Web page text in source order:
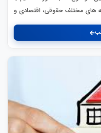
های مختلف حقوقی، اقتصادی و